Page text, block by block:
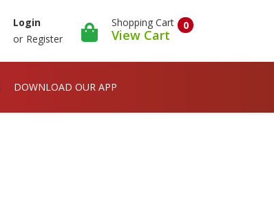
Login
or Register
0
Shopping Cart
View Cart
DOWNLOAD OUR APP